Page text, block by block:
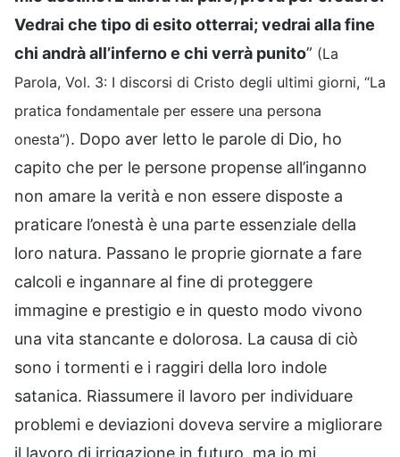
Vedrai che tipo di esito otterrai; vedrai alla fine
chi andrà all’inferno e chi verrà punito” (La
Parola, Vol. 3: I discorsi di Cristo degli ultimi giorni, “La
pratica fondamentale per essere una persona
onesta”). Dopo aver letto le parole di Dio, ho
capito che per le persone propense all’inganno
non amare la verità e non essere disposte a
praticare l’onestà è una parte essenziale della
loro natura. Passano le proprie giornate a fare
calcoli e ingannare al fine di proteggere
immagine e prestigio e in questo modo vivono
una vita stancante e dolorosa. La causa di ciò
sono i tormenti e i raggiri della loro indole
satanica. Riassumere il lavoro per individuare
problemi e deviazioni doveva servire a migliorare
il lavoro di irrigazione in futuro, ma io mi